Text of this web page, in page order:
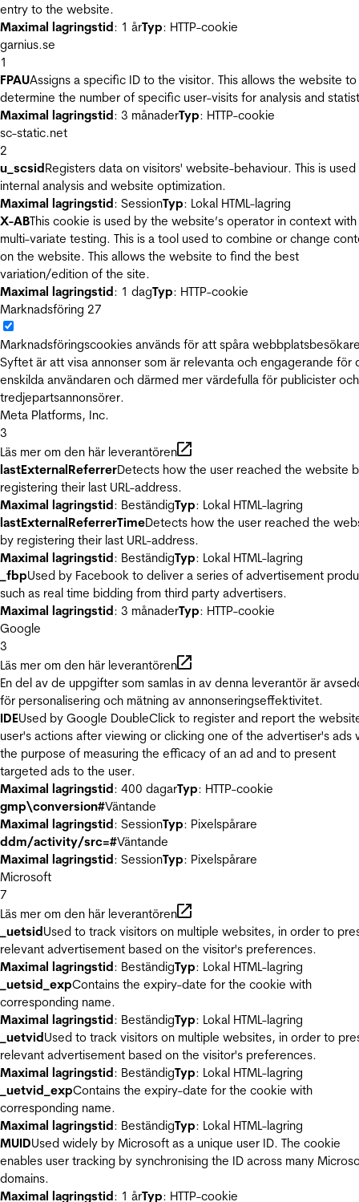
entry to the website.
Maximal lagringstid: 1 årTyp: HTTP-cookie
garnius.se
1
FPAUAssigns a specific ID to the visitor. This allows the website to
determine the number of specific user-visits for analysis and
Maximal lagringstid: 3 månaderTyp: HTTP-cookie
sc-static.net
2
u_scsidRegisters data on visitors' website-behaviour. This is
internal analysis and website optimization.
Maximal lagringstid: SessionTyp: Lokal HTML-lagring
X-ABThis cookie is used by the website’s operator in context with
multi-variate testing. This is a tool used to combine or change
on the website. This allows the website to find the best
variation/edition of the site.
Maximal lagringstid: 1 dagTyp: HTTP-cookie
Marknadsföring 27
Marknadsföringscookies används för att spåra
Syftet är att visa annonser som är relevanta och engagerande för
enskilda användaren och därmed mer värdefulla för publicister och
tredjepartsannonsörer.
Meta Platforms, Inc.
3
Läs mer om den här leverantören
lastExternalReferrerDetects how the user reached the website
registering their last URL-address.
Maximal lagringstid: BeständigTyp: Lokal HTML-lagring
lastExternalReferrerTimeDetects how the user reached the
by registering their last URL-address.
Maximal lagringstid: BeständigTyp: Lokal HTML-lagring
_fbpUsed by Facebook to deliver a series of advertisement
such as real time bidding from third party advertisers.
Maximal lagringstid: 3 månaderTyp: HTTP-cookie
Google
3
Läs mer om den här leverantören
En del av de uppgifter som samlas in av denna leverantör är
för personalisering och mätning av annonseringseffektivitet.
IDEUsed by Google DoubleClick to register and report the
user's actions after viewing or clicking one of the advertiser's ads
the purpose of measuring the efficacy of an ad and to present
targeted ads to the user.
Maximal lagringstid: 400 dagarTyp: HTTP-cookie
gmp\conversion#Väntande
Maximal lagringstid: SessionTyp: Pixelspårare
ddm/activity/src=#Väntande
Maximal lagringstid: SessionTyp: Pixelspårare
Microsoft
7
Läs mer om den här leverantören
_uetsidUsed to track visitors on multiple websites, in order to
relevant advertisement based on the visitor's preferences.
Maximal lagringstid: BeständigTyp: Lokal HTML-lagring
_uetsid_expContains the expiry-date for the cookie with
corresponding name.
Maximal lagringstid: BeständigTyp: Lokal HTML-lagring
_uetvidUsed to track visitors on multiple websites, in order to
relevant advertisement based on the visitor's preferences.
Maximal lagringstid: BeständigTyp: Lokal HTML-lagring
_uetvid_expContains the expiry-date for the cookie with
corresponding name.
Maximal lagringstid: BeständigTyp: Lokal HTML-lagring
MUIDUsed widely by Microsoft as a unique user ID. The cookie
enables user tracking by synchronising the ID across many
domains.
Maximal lagringstid: 1 årTyp: HTTP-cookie